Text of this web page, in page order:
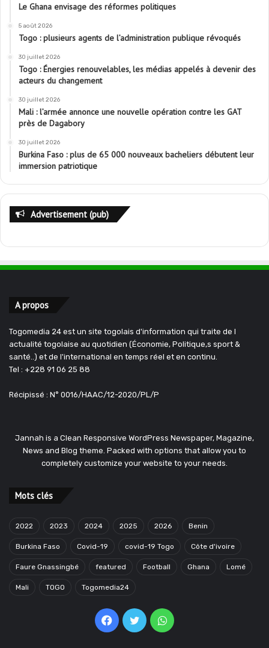
Le Ghana envisage des réformes politiques
5 août 2026
Togo : plusieurs agents de l’administration publique révoqués
30 juillet 2026
Togo : Énergies renouvelables, les médias appelés à devenir des
acteurs du changement
30 juillet 2026
Mali : l’armée annonce une nouvelle opération contre les GAT
près de Dagabory
30 juillet 2026
Burkina Faso : plus de 65 000 nouveaux bacheliers débutent leur
immersion patriotique
Advertisement (pub)
A propos
Togomedia 24 est un site togolais d'information qui traite de l
actualité togolaise au quotidien (Économie, Politique,s sport &
santé..) et de l'international en temps réel et en continu.
Tel : +228 91 06 25 88
Récipissé : N° 0016/HAAC/12-2020/PL/P
Jannah is a Clean Responsive WordPress Newspaper, Magazine,
News and Blog theme. Packed with options that allow you to
completely customize your website to your needs.
Mots clés
2022 2023 2024 2025 2026 Benin
Burkina Faso Covid-19 covid-19 Togo Côte d'ivoire
Faure Gnassingbé featured Football Ghana Lomé
Mali TOGO Togomedia24
Facebook
TwitterWhatsApp